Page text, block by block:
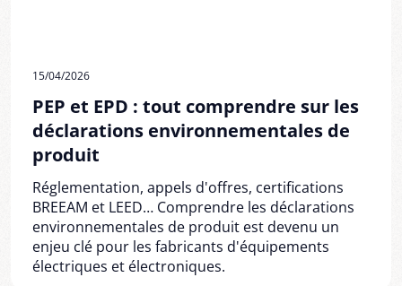
15/04/2026
PEP et EPD : tout comprendre sur les
déclarations environnementales de
produit
Réglementation, appels d'offres, certifications
BREEAM et LEED… Comprendre les déclarations
environnementales de produit est devenu un
enjeu clé pour les fabricants d'équipements
électriques et électroniques.